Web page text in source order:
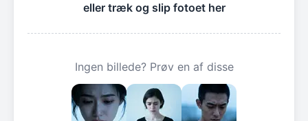
eller træk og slip fotoet her
Ingen billede? Prøv en af ​​disse